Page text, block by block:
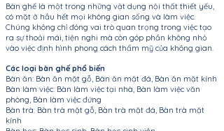
Bàn ghế là một trong những vật dụng nội thất thiết yếu,
có mặt ở hầu hết mọi không gian sống và làm việc.
Chúng không chỉ đóng vai trò quan trọng trong việc tạo
ra sự thoải mái, tiện nghi mà còn góp phần không nhỏ
vào việc định hình phong cách thẩm mỹ của không gian.
Các loại bàn ghế phổ biến​
Bàn ăn: Bàn ăn mặt gỗ, Bàn ăn mặt đá, Bàn ăn mặt kính
Bàn làm việc: Bàn làm việc tại nhà, Bàn làm việc văn
phòng, Bàn làm việc đứng
Bàn trà: Bàn trà mặt gỗ, Bàn trà mặt đá, Bàn trà mặt
kính